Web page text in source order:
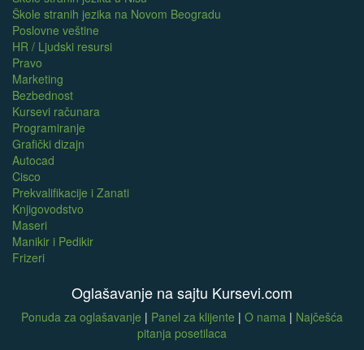
Škole stranih jezika na Novom Beogradu
Poslovne veštine
HR / Ljudski resursi
Pravo
Marketing
Bezbednost
Kursevi računara
Programiranje
Grafički dizajn
Autocad
Cisco
Prekvalifikacije i Zanati
Knjigovodstvo
Maseri
Manikir i Pedikir
Frizeri
Oglašavanje na sajtu Kursevi.com
Ponuda za oglašavanje | Panel za klijente | O nama | Najčešća
pitanja posetilaca